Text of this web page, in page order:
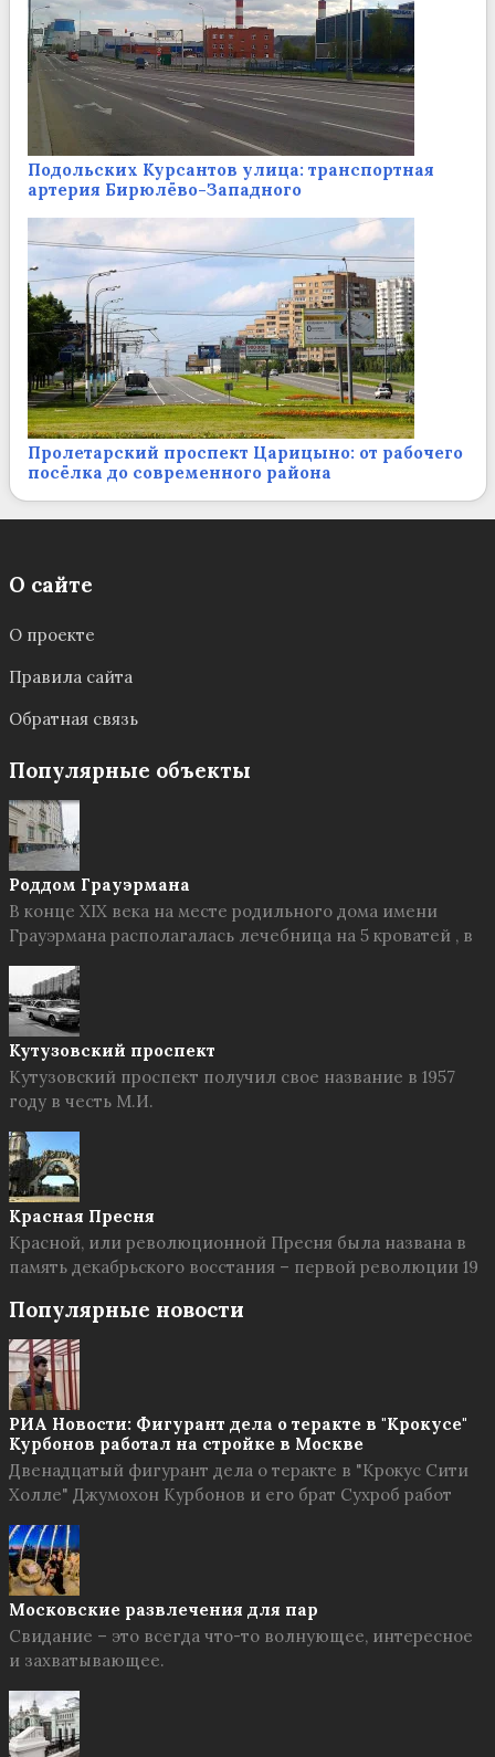
Подольских Курсантов улица: транспортная
артерия Бирюлёво-Западного
Пролетарский проспект Царицыно: от рабочего
посёлка до современного района
О сайте
О проекте
Правила сайта
Обратная связь
Популярные объекты
Роддом Грауэрмана
В конце XIX века на месте родильного дома имени
Грауэрмана располагалась лечебница на 5 кроватей , в
Кутузовский проспект
Кутузовский проспект получил свое название в 1957
году в честь М.И.
Красная Пресня
Красной, или революционной Пресня была названа в
память декабрьского восстания – первой революции 19
Популярные новости
РИА Новости: Фигурант дела о теракте в "Крокусе"
Курбонов работал на стройке в Москве
Двенадцатый фигурант дела о теракте в "Крокус Сити
Холле" Джумохон Курбонов и его брат Сухроб работ
Московские развлечения для пар
Свидание – это всегда что-то волнующее, интересное
и захватывающее.